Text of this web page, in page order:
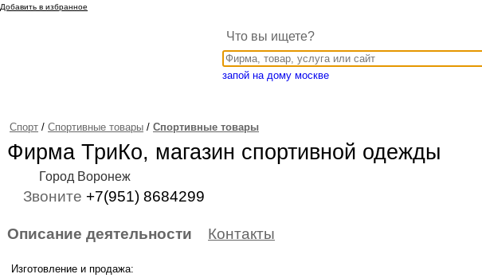
Добавить в избранное
Что вы ищете?
запой на дому москве
Спорт / Спортивные товары / Спортивные товары
Фирма ТриКо, магазин спортивной одежды
Город Воронеж
Звоните +7(951) 8684299
Описание деятельности Контакты
Изготовление и продажа: